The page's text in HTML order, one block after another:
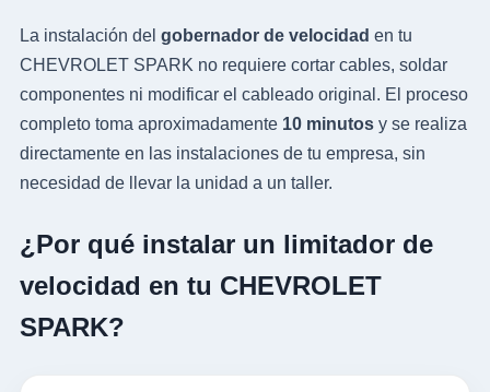
La instalación del gobernador de velocidad en tu
CHEVROLET SPARK no requiere cortar cables, soldar
componentes ni modificar el cableado original. El proceso
completo toma aproximadamente 10 minutosy se realiza
directamente en las instalaciones de tu empresa, sin
necesidad de llevar la unidad a un taller.
¿Por qué instalar un limitador de
velocidad en tu CHEVROLET
SPARK?